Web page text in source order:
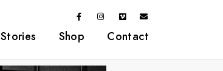
Stories Shop Contact